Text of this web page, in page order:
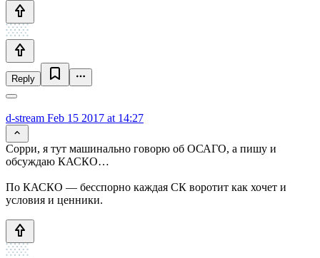
Reply
d-stream Feb 15 2017 at 14:27
Сорри, я тут машинально говорю об ОСАГО, а пишу и
обсуждаю КАСКО…
По КАСКО — бесспорно каждая СК воротит как хочет и
условия и ценники.